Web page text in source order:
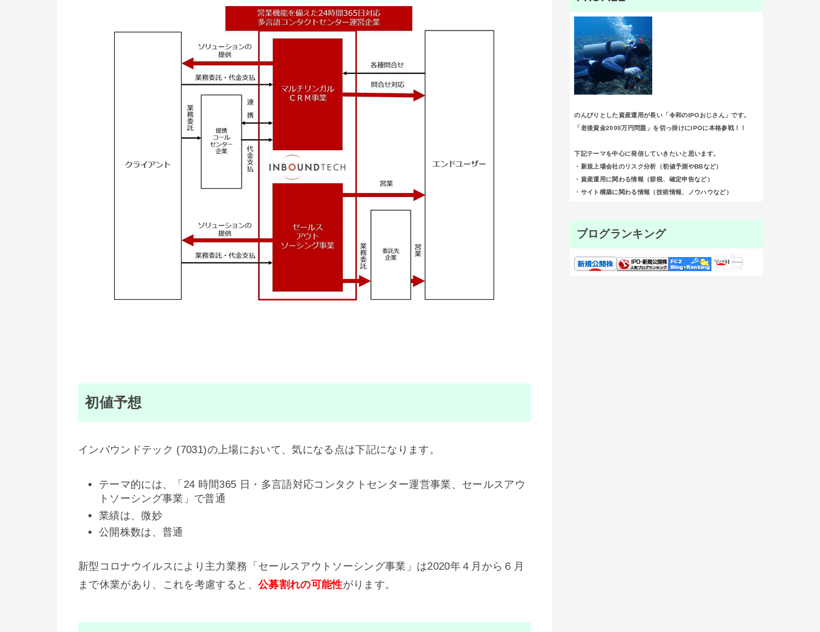
初値予想
インバウンドテック (7031)の上場において、気になる点は下記になります。
テーマ的には、「24 時間365 日・多言語対応コンタクトセンター運営事業、セールスアウ
トソーシング事業」で普通
業績は、微妙
公開株数は、普通
新型コロナウイルスにより主力業務「セールスアウトソーシング事業」は2020年４月から６月
まで休業があり、これを考慮すると、 公募割れの可能性がります。
のんびりとした資産運用が長い「令和のIPOおじさん」です。
「老後資金2000万円問題」を切っ掛けにIPOに本格参戦！！
下記テーマを中心に発信していきたいと思います。
・新規上場会社のリスク分析（初値予測やBBなど）
・資産運用に関わる情報（節税、確定申告など）
・サイト構築に関わる情報（技術情報、ノウハウなど）
ブログランキング